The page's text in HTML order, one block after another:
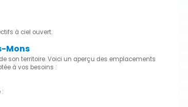
à ciel ouvert.
Mons
son territoire. Voici un aperçu des emplacements
à vos besoins :
: